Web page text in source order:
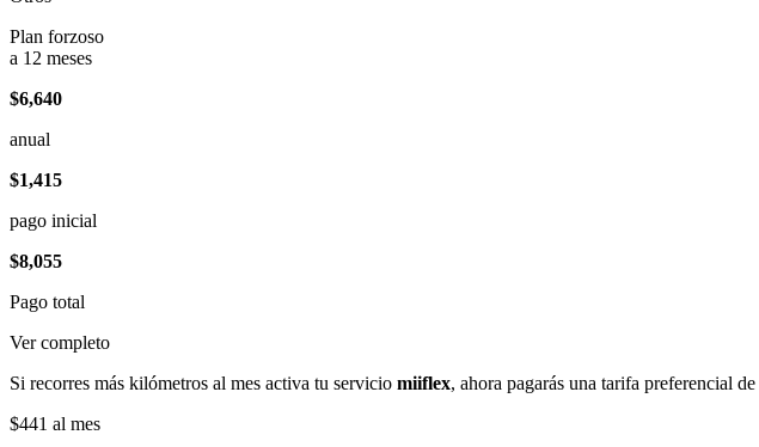
Plan forzoso
a 12 meses
$6,640
anual
$1,415
pago inicial
$8,055
Pago total
Ver completo
Si recorres más kilómetros al mes activa tu servicio miiflex, ahora pagarás una tarifa preferencial de
$441 al mes